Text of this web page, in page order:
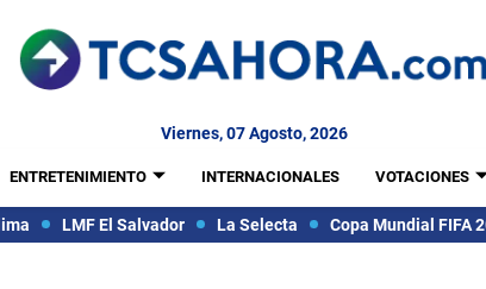
Viernes, 07 Agosto, 2026
ENTRETENIMIENTO INTERNACIONALES VOTACIONES
LMF El Salvador La Selecta Copa Mundial FIFA